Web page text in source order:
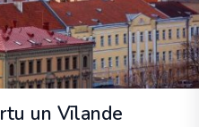
un Vīlande